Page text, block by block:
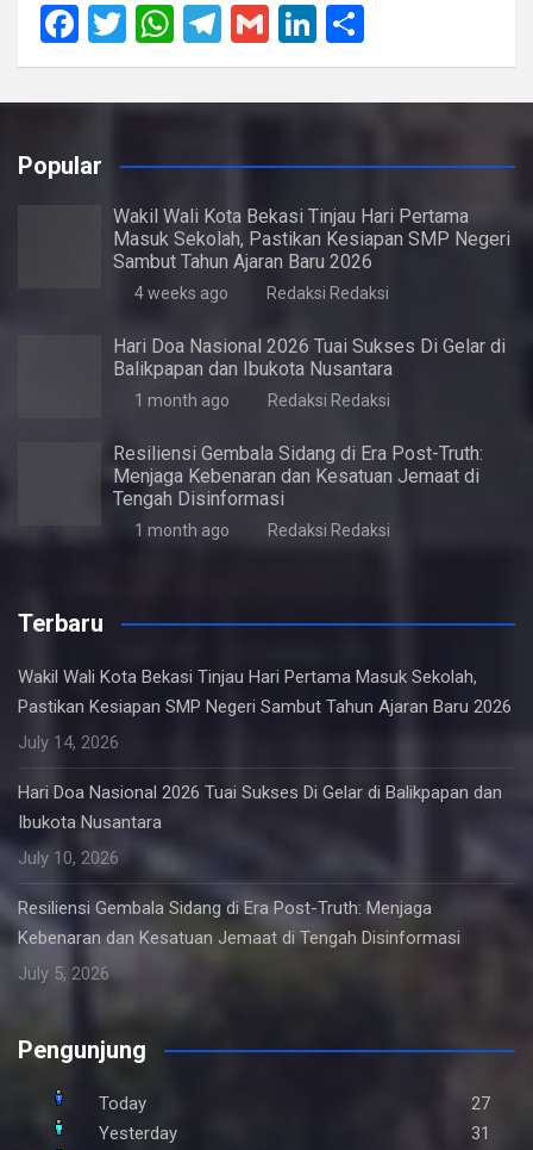
F
a
ce
o
T
wi
tt
W
h
at
A
p
p
T
el
e
a
m
G
m
ail
Li
n
ke
n
h
ar
Popular
Wakil Wali Kota Bekasi Tinjau Hari Pertama
Masuk Sekolah, Pastikan Kesiapan SMP Negeri
Sambut Tahun Ajaran Baru 2026
4 weeks ago Redaksi Redaksi
Hari Doa Nasional 2026 Tuai Sukses Di Gelar di
Balikpapan dan Ibukota Nusantara
1 month ago Redaksi Redaksi
Resiliensi Gembala Sidang di Era Post-Truth:
Menjaga Kebenaran dan Kesatuan Jemaat di
Tengah Disinformasi
1 month ago Redaksi Redaksi
Terbaru
Wakil Wali Kota Bekasi Tinjau Hari Pertama Masuk Sekolah,
Pastikan Kesiapan SMP Negeri Sambut Tahun Ajaran Baru 2026
July 14, 2026
Hari Doa Nasional 2026 Tuai Sukses Di Gelar di Balikpapan dan
Ibukota Nusantara
July 10, 2026
Resiliensi Gembala Sidang di Era Post-Truth: Menjaga
Kebenaran dan Kesatuan Jemaat di Tengah Disinformasi
July 5, 2026
Pengunjung
Today
27
Yesterday
31